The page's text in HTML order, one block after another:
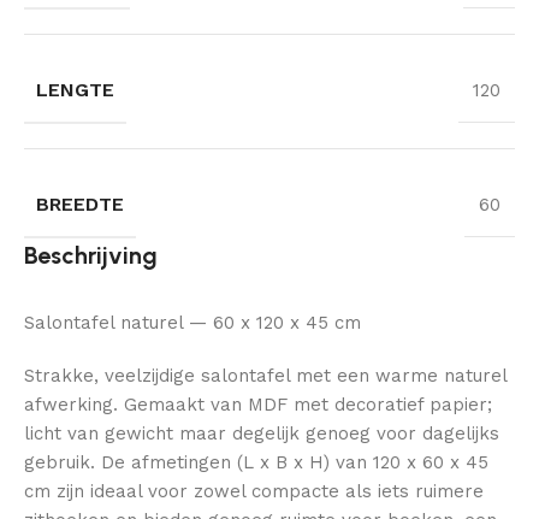
LENGTE 120
BREEDTE 60
Beschrijving
Salontafel naturel — 60 x 120 x 45 cm
Strakke, veelzijdige salontafel met een warme naturel
afwerking. Gemaakt van MDF met decoratief papier;
licht van gewicht maar degelijk genoeg voor dagelijks
gebruik. De afmetingen (L x B x H) van 120 x 60 x 45
cm zijn ideaal voor zowel compacte als iets ruimere